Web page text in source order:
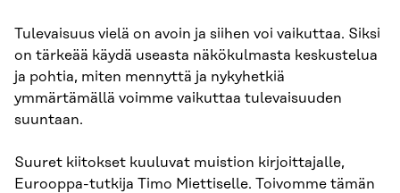
Tulevaisuus vielä on avoin ja siihen voi vaikuttaa. Siksi
on tärkeää käydä useasta näkökulmasta keskustelua
ja pohtia, miten mennyttä ja nykyhetkiä
ymmärtämällä voimme vaikuttaa tulevaisuuden
suuntaan.
Suuret kiitokset kuuluvat muistion kirjoittajalle,
Eurooppa-tutkija Timo Miettiselle. Toivomme tämän